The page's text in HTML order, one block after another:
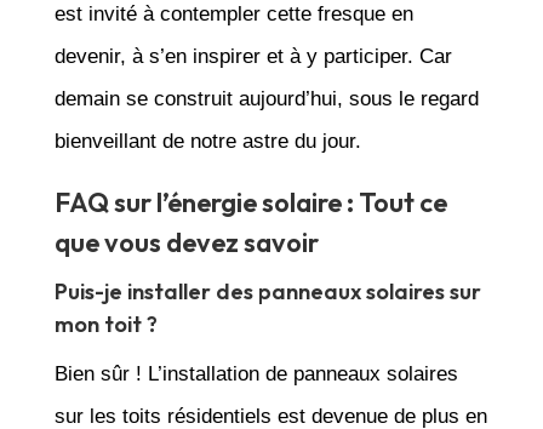
est invité à contempler cette fresque en
devenir, à s’en inspirer et à y participer. Car
demain se construit aujourd’hui, sous le regard
bienveillant de notre astre du jour.
FAQ sur l’énergie solaire : Tout ce
que vous devez savoir
Puis-je installer des panneaux solaires sur
mon toit ?
Bien sûr ! L’installation de panneaux solaires
sur les toits résidentiels est devenue de plus en